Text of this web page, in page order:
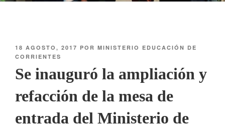
18 AGOSTO, 2017 POR MINISTERIO EDUCACIÓN DE
CORRIENTES
Se inauguró la ampliación y
refacción de la mesa de
entrada del Ministerio de